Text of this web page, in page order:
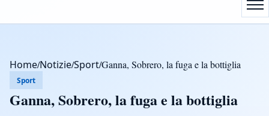
Home/Notizie/Sport/Ganna, Sobrero, la fuga e la bottiglia
Sport
Ganna, Sobrero, la fuga e la bottiglia